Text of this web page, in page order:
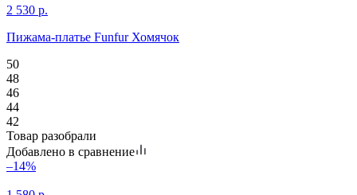
2 530 р.
Пижама-платье Funfur Хомячок
50
48
46
44
42
Товар разобрали
Добавлено в сравнение
–14%